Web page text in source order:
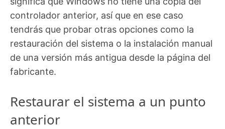
controlador anterior, así que en ese caso
tendrás que probar otras opciones como la
restauración del sistema o la instalación manual
de una versión más antigua desde la página del
fabricante.
Restaurar el sistema a un punto
anterior